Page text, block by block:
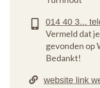
Vermeld dat
gevonden op
Bedankt!